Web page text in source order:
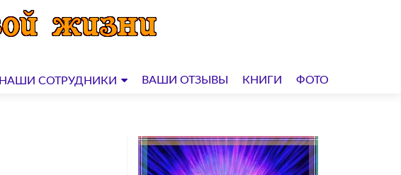
НАШИ СОТРУДНИКИ ВАШИ ОТЗЫВЫ КНИГИ ФОТО